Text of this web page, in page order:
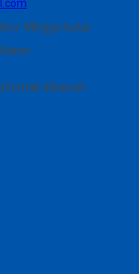
Minggu tutup
kontak dibawah: